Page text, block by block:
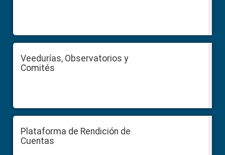
Veedurías, Observatorios y
Comités
Plataforma de Rendición de
Cuentas